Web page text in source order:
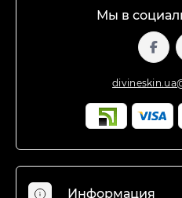
Мы в
Информация